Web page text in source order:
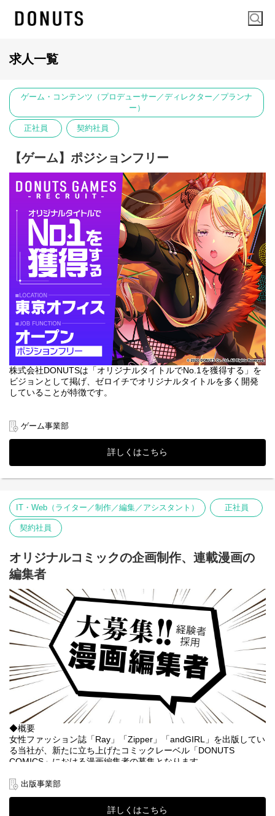
求人一覧
ゲーム・コンテンツ（プロデューサー／ディレクター／プランナ
ー）
正社員 契約社員
【ゲーム】ポジションフリー
株式会社DONUTSは「オリジナルタイトルでNo.1を獲得する」を
ビジョンとして掲げ、ゼロイチでオリジナルタイトルを多く開発
していることが特徴です。
最もご活躍いただけるポジションをご提案するための求人です。
そのため、ゲーム業界でのご経験をお持ちの方であれば、職種を
問わず歓迎しております。
私たちが目指すのは、ゲームといえば真っ先に名前が挙がるよう
なトップタイトルの創出。
と。
この実現のために、ポジションなどを限定せず、常に挑戦し続け
ていける仲間を探しています。
プロデューサー、ディレクター、プランナー、エンジニア、デザ
イナー、プロジェクトマネージャー、進行管理、アシスタント、
シナリオ、サウンド、マーケティング、プロモーション、グッズ
制作、データマイニング、CS、QA。
多数ございますが、もちろんこれら以外の職種でも構いません。
トップを目指せるゲームを一緒に作りましょう。
【DONUTS GAMESの魅力】
・オリジナルタイトルでNo.1を獲得するために、ゲーム制作にと
ことんこだわれる環境
・個々の裁量が大きく、自ら考え行動する事ができ、やりがいを
持って制作に挑める
・年齢、キャリア問わず実力があれば様々な事にチャレンジがで
きる
【選考フロー】
▽書類選考（顔写真付き履歴書、職務経歴書、現年収・希望年収
▽一次選考
▽二次選考
ゲーム事業部
詳しくはこちら
IT・Web（ライター／制作／編集／アシスタント） 正社員
契約社員
オリジナルコミックの企画制作、連載漫画の
編集者
◆概要
女性ファッション誌「Ray」「Zipper」「andGIRL」を出版してい
る当社が、新たに立ち上げたコミックレーベル「DONUTS
COMICS」における漫画編集者の募集となります。
さらに盛り上げるべく、企画立案から戦略まで裁量を持ってご担
当いただけるポジションです。
※現在はBL作品をメインに取り扱っているため、BL作品強化に携
出版事業部
詳しくはこちら